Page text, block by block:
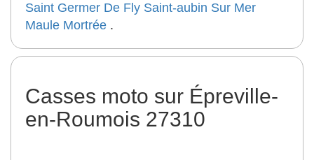
Saint Germer De Fly Saint-aubin Sur Mer
Maule Mortrée .
Casses moto sur Épreville-
en-Roumois 27310